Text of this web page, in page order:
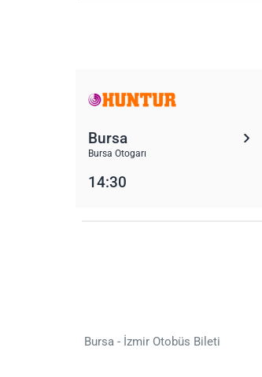
Bursa
Bursa Otogarı
14:30
Bursa - İzmir Otobüs Bileti